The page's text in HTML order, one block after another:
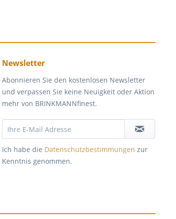
Newsletter
Abonnieren Sie den kostenlosen Newsletter
und verpassen Sie keine Neuigkeit oder Aktion
mehr von BRINKMANNfinest.
Ich habe die Datenschutzbestimmungen zur
Kenntnis genommen.